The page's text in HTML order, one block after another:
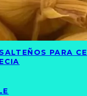
PARA